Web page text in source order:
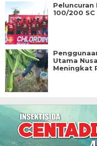
Peluncuran
100/200
Utama
Meningkat